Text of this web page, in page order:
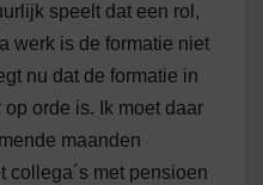
speelt dat een rol,
werk is de formatie niet
nu dat de formatie in
orde is. Ik moet daar
maanden
collega´s met pensioen